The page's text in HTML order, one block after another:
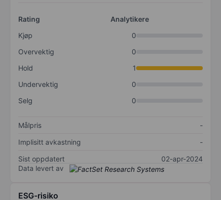
Rating
Analytikere
Kjøp
0
Overvektig
0
Hold
1
Undervektig
0
Selg
0
Målpris
-
Implisitt avkastning
-
Sist oppdatert
02-apr-2024
Data levert av
ESG-risiko